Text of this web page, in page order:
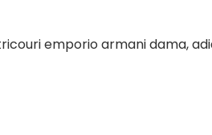
emporio armani dama,